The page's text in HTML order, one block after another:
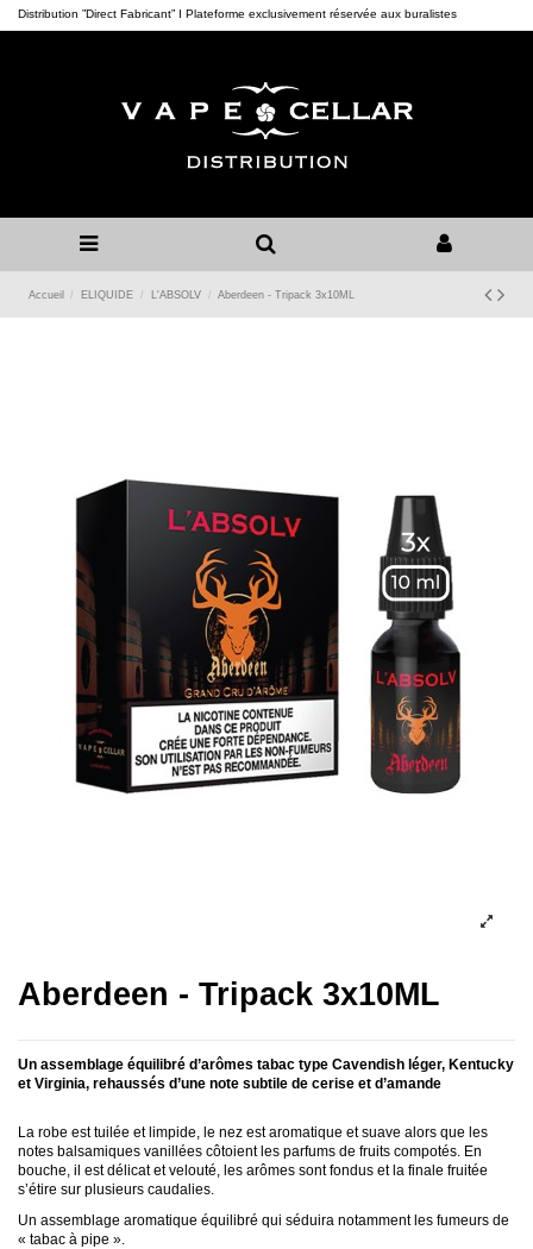
Distribution ”Direct Fabricant” I Plateforme exclusivement réservée aux buralistes
Accueil ELIQUIDE L'ABSOLV Aberdeen - Tripack 3x10ML
Aberdeen - Tripack 3x10ML
Un assemblage équilibré d’arômes tabac type Cavendish léger, Kentucky
et Virginia, rehaussés d’une note subtile de cerise et d’amande
La robe est tuilée et limpide, le nez est aromatique et suave alors que les
notes balsamiques vanillées côtoient les parfums de fruits compotés. En
bouche, il est délicat et velouté, les arômes sont fondus et la finale fruitée
s’étire sur plusieurs caudalies.
Un assemblage aromatique équilibré qui séduira notamment les fumeurs de
« tabac à pipe ».